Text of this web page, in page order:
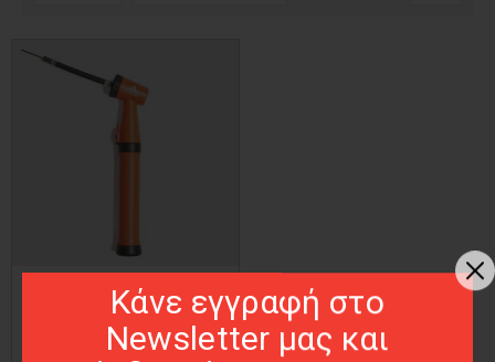
ADIDAS PUMP
Original
price
10,80
τρέχουσα
Κάνε εγγραφή στο
Newsletter μας και